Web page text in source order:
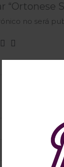
“Ortonese
no será